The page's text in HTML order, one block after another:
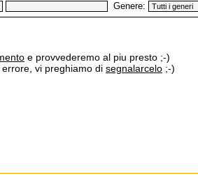
Genere:
e provvederemo al piu presto ;-)
vi preghiamo di segnalarcelo ;-)